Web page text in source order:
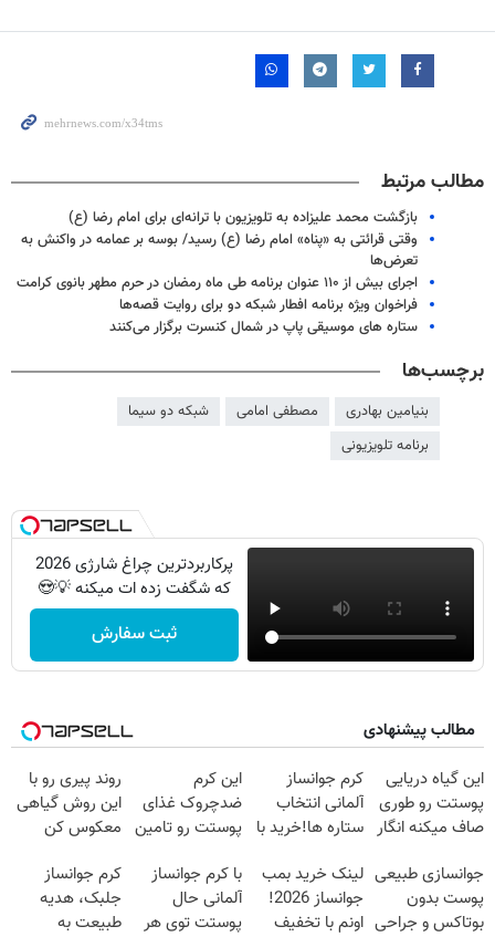
مطالب مرتبط
بازگشت محمد علیزاده به تلویزیون با ترانه‌ای برای امام رضا (ع)
وقتی قرائتی به «پناه» امام رضا (ع) رسید/ بوسه بر عمامه در واکنش به
تعرض‌ها
اجرای بیش از ۱۱۰ عنوان برنامه طی ماه رمضان در حرم مطهر بانوی کرامت
فراخوان ویژه برنامه افطار شبکه دو برای روایت قصه‌ها
ستاره های موسیقی پاپ در شمال کنسرت برگزار می‌کنند
برچسب‌ها
بنیامین بهادری مصطفی امامی
شبکه دو سیما
برنامه تلویزیونی
پرکاربردترین چراغ شارژی 2026
که شگفت زده ات میکنه 💡😍
ثبت سفارش
مطالب پیشنهادی
این گیاه دریایی
پوستت رو طوری
صاف میکنه انگار
شدی🔥
کرم جوانساز
آلمانی انتخاب
ستاره ها!خرید با
این کرم
ضدچروک غذای
پوستت رو تامین
40%تخفیف)
روند پیری رو با
این روش گیاهی
معکوس کن
جوانسازی طبیعی
پوست بدون
بوتاکس و جراحی
لینک خرید بمب
جوانساز 2026!
اونم با تخفیف
با کرم جوانساز
آلمانی حال
پوستت توی هر
کرم جوانساز
جلبک، هدیه
طبیعت به